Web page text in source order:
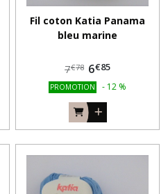
Fil coton Katia Panama
bleu marine
7€78 6€85
PROMOTION - 12 %